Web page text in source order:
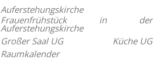
Auferstehungskirche
Frauenfrühstück in der
Auferstehungskirche
Großer Saal UG
Küche UG
Raumkalender